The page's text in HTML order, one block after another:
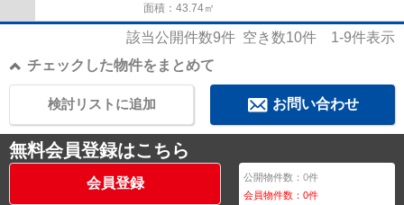
面積：43.74㎡
該当公開件数9件 空き数10件 1-9件表示
チェックした物件をまとめて
お問い合わせ
検討リストに追加
無料会員登録はこちら
会員登録 公開物件数：0件
会員物件数：0件